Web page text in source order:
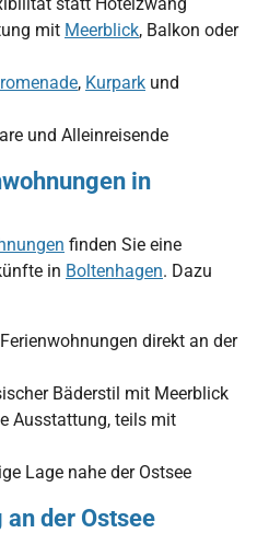
mit Meerblick, Balkon oder
, Kurpark und
und Alleinreisende
in
finden Sie eine
in Boltenhagen. Dazu
direkt an der
Bäderstil mit Meerblick
Ausstattung, teils mit
Lage nahe der Ostsee
der Ostsee